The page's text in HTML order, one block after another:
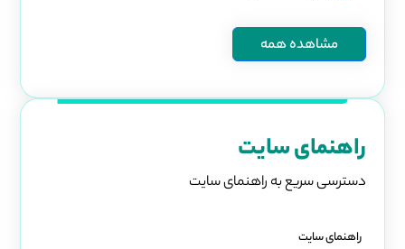
مشاهده همه
راهنمای سایت
دسترسی سریع به راهنمای سایت
راهنمای سایت